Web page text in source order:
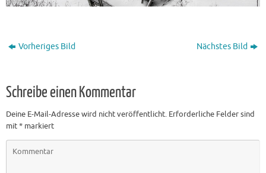
Vorheriges Bild Nächstes Bild
Schreibe einen Kommentar
Deine E-Mail-Adresse wird nicht veröffentlicht. Erforderliche Felder sind
mit* markiert